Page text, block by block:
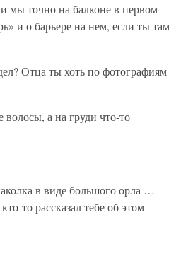
мы точно на балконе в первом
и о барьере на нем, если ты там
Отца ты хоть по фотографиям
а на груди что-то
в виде большого орла …
то рассказал тебе об этом